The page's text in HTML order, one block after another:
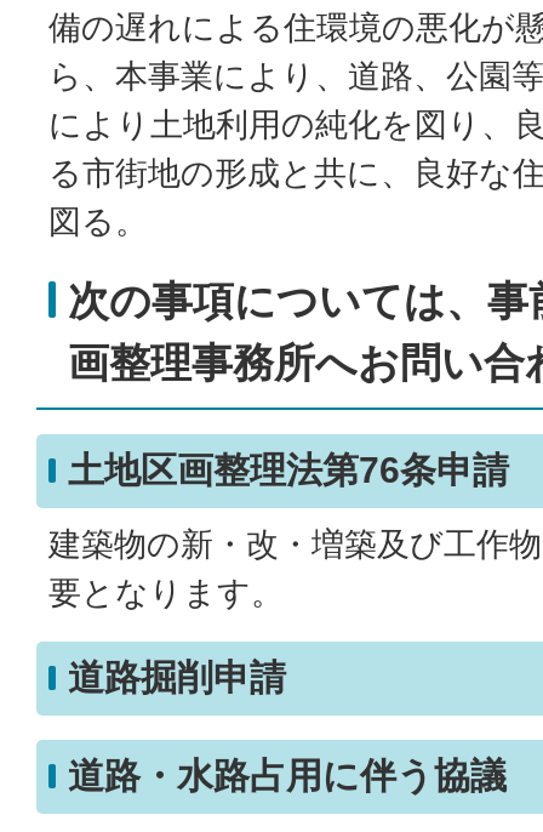
備の遅れによる住環境の悪化が
ら、本事業により、道路、公園
により土地利用の純化を図り、
る市街地の形成と共に、良好な
図る。
次の事項については、事
画整理事務所へお問い合
土地区画整理法第76条申請
建築物の新・改・増築及び工作
要となります。
道路掘削申請
道路・水路占用に伴う協議